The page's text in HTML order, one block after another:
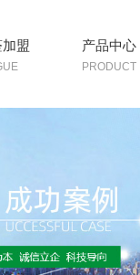
盟 产品中心
PRODUCT